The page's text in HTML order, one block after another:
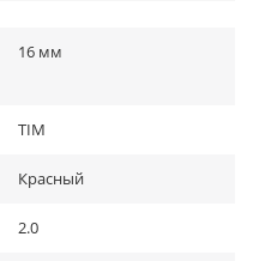
16 мм
TIM
Красный
2.0